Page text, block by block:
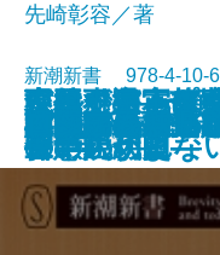
不要不急―苦
智慧―
財務省の「ワ
森林で日本は
食い止めよ―
その病気、市
陶芸は生きが
ビジネス戦略
シルクロード
三十六か国―
57歳で婚活し
現役引退―プ
の1年」―
国家の尊厳
先崎彰容／著
新潮新書 978-4-
新書電子書籍あり
自衛隊最高幹
古代史の正体
―
どうしても頑
ーキの切れな
マスクをする
中国が宇宙を
保の現代史―
小説家になっ
毒親の日本史
検閲官―発見
認知症の新し
ロシアを決し